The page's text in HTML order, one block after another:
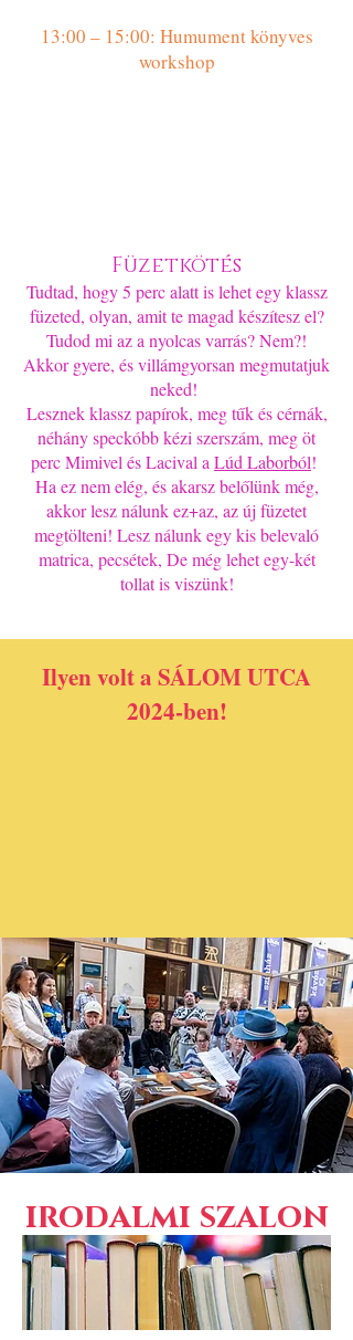
13:00 – 15:00: Humument könyves
workshop
Füzetkötés
Tudtad, hogy 5 perc alatt is lehet egy klassz
füzeted, olyan, amit te magad készítesz el?
Tudod mi az a nyolcas varrás? Nem?!
Akkor gyere, és villámgyorsan megmutatjuk
neked!
Lesznek klassz papírok, meg tűk és cérnák,
néhány speckóbb kézi szerszám, meg öt
perc Mimivel és Lacival a Lúd Laborból!
Ha ez nem elég, és akarsz belőlünk még,
akkor lesz nálunk ez+az, az új füzetet
megtölteni! Lesz nálunk egy kis belevaló
matrica, pecsétek, De még lehet egy-két
tollat is viszünk!
Ilyen volt a SÁLOM UTCA
2024-ben!
irodalmi szalon